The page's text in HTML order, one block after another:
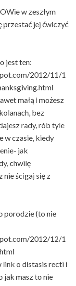
w zeszłym
przestać jej ćwiczyć
jest ten:
2012/11/1
małą i możesz
bez
rady, rób tyle
w czasie, kiedy
jak
chwilę
nie ścigaj się z
porodzie (to nie
2012/12/1
link o distasis recti i
jak masz to nie